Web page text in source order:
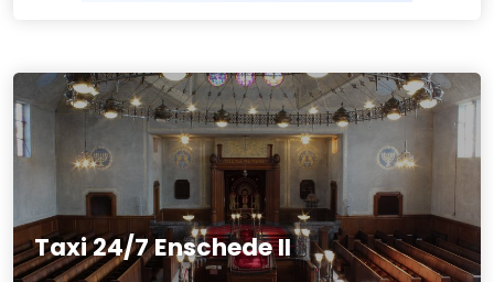
Taxi 24/7 Enschede II